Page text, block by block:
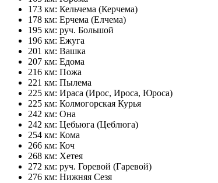
173 км: Кельчема (Керчема)
178 км: Ерчема (Елчема)
195 км: руч. Большой
196 км: Ежуга
201 км: Вашка
207 км: Едома
216 км: Пожа
221 км: Пылема
225 км: Ираса (Ирос, Ироса, Юроса)
225 км: Колмогорская Курья
242 км: Она
242 км: Цебьюга (Цеблюга)
254 км: Кома
266 км: Коч
268 км: Хетея
272 км: руч. Горевой (Гаревой)
276 км: Нижняя Сезя